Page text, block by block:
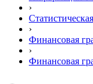
›
›
Финансовая
›
Финансовая